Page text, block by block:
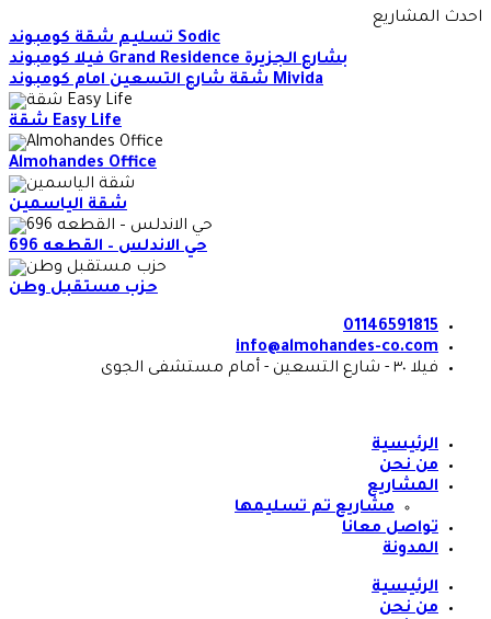
Skip
احدث المشاريع
تسليم شقة كومبوند Sodic
فيلا كومبوند Grand Residence بشارع الجزيرة
شقة شارع التسعين امام كومبوند Mivida
شقة Easy Life
Almohandes Office
شقة الياسمين
حي الاندلس – القطعه 696
حزب مستقبل وطن
01146591815
info@almohandes-co.com
فيلا ٣٠ - شارع التسعين - أمام مستشفى الجوى
الرئيسية
من نحن
المشاريع
مشاريع تم تسليمها
تواصل معانا
المدونة
الرئيسية
من نحن